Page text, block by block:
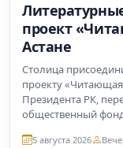
проект
Астане
Столица
проекту
Президента РК,
общественный
5 августа 2026